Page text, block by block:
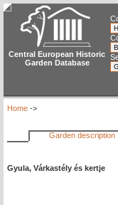
Central European Historic
Garden Database
Home ->
Garden description
Gyula, Várkastély és kertje